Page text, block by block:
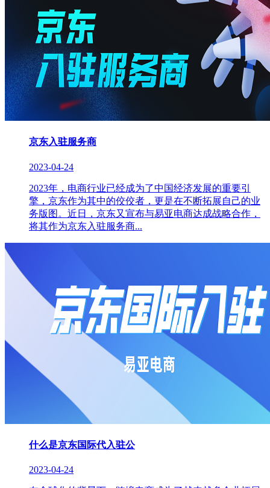
京东入驻服务商
2023-04-24
2023年，电商行业已经成为了中国经济发展的重要引
擎，京东作为其中的佼佼者，更是在不断拓展自己的业
务版图。近日，京东又宣布与易亚电商达成战略合作，
将其作为京东入驻服务商...
什么是京东国际代入驻公
2023-04-24